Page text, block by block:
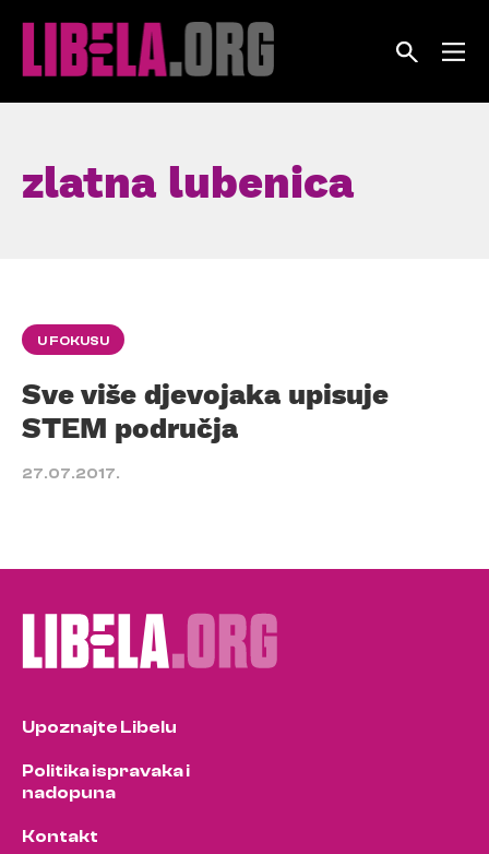
zlatna lubenica
U FOKUSU
Sve više djevojaka upisuje
STEM područja
27.07.2017.
Upoznajte Libelu
Politika ispravaka i
nadopuna
Kontakt